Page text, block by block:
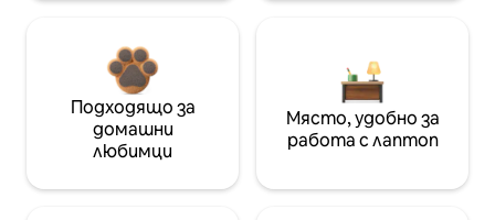
Подходящо за
домашни
любимци
Място, удобно за
работа с лаптоп